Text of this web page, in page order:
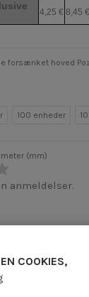
4,25 € 8,45 €
forsænket hoved
100 enheder
(mm)
anmeldelser.
COOKIES,